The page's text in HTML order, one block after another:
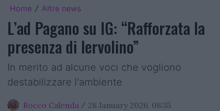
Home / Altre news
L’ad Pagano su IG: “Rafforzata la
presenza di Iervolino”
In merito ad alcune voci che vogliono
destabilizzare l'ambiente
Rocco Calenda / 28 January 2026, 08:55